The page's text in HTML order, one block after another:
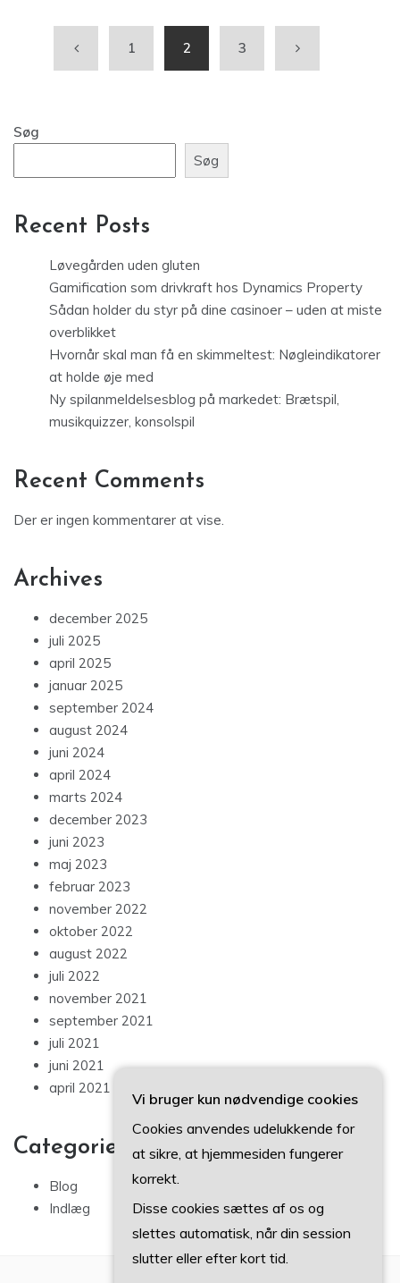
1 2 3
Søg
Søg
Recent Posts
Løvegården uden gluten
Gamification som drivkraft hos Dynamics Property
Sådan holder du styr på dine casinoer – uden at miste
overblikket
Hvornår skal man få en skimmeltest: Nøgleindikatorer
at holde øje med
Ny spilanmeldelsesblog på markedet: Brætspil,
musikquizzer, konsolspil
Recent Comments
Der er ingen kommentarer at vise.
Archives
december 2025
juli 2025
april 2025
januar 2025
september 2024
august 2024
juni 2024
april 2024
marts 2024
december 2023
juni 2023
maj 2023
februar 2023
november 2022
oktober 2022
august 2022
juli 2022
november 2021
september 2021
juli 2021
juni 2021
april 2021
Categories
Blog
Indlæg
Vi bruger kun nødvendige cookies
Cookies anvendes udelukkende for
at sikre, at hjemmesiden fungerer
korrekt.
Disse cookies sættes af os og
slettes automatisk, når din session
slutter eller efter kort tid.